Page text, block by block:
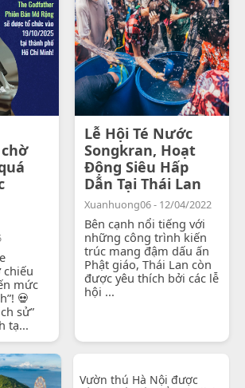
chiếu
mức
💀
sử”
tạ...
Lễ Hội Té Nước
Songkran, Hoạt
Động Siêu Hấp
Dẫn Tại Thái Lan
Xuanhuong06 - 12/04/2022
Bên cạnh nổi tiếng với
những công trình kiến
trúc mang đậm dấu ấn
Phật giáo, Thái Lan còn
được yêu thích bởi các lễ
hội ...
Vườn thú Hà Nội được